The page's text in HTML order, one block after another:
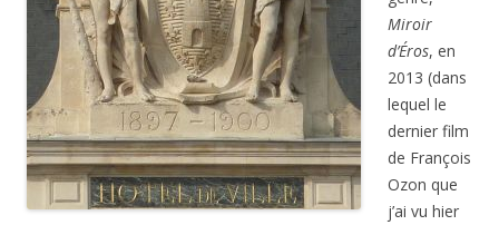
Miroir
d’Éros, en
2013 (dans
lequel le
dernier film
de François
Ozon que
j’ai vu hier